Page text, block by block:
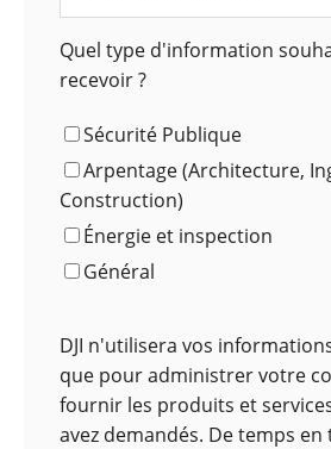
Quel type d'information
recevoir ?
Sécurité Publique
Arpentage (Architecture,
Construction)
Énergie et inspection
Général
DJI n'utilisera vos
que pour administrer votre
fournir les produits et
avez demandés. De temps